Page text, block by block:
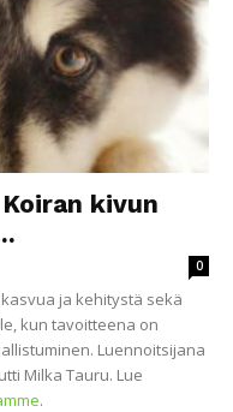
kivun
0
ja kehitystä sekä
kun tavoitteena on
Luennoitsijana
Milka Tauru. Lue
.